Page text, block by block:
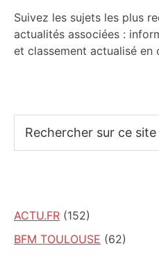
Suivez les sujets les plus
actualités associées :
et classement actualisé en
sur
ACTU.FR (152)
BFM TOULOUSE (62)